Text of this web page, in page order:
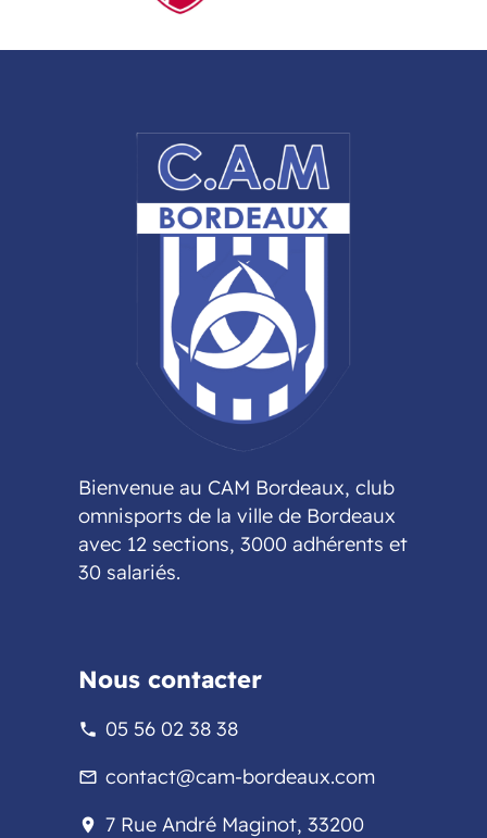
Bienvenue au CAM Bordeaux, club
omnisports de la ville de Bordeaux
avec 12 sections, 3000 adhérents et
30 salariés.
Nous contacter
phone 05 56 02 38 38
mail_outline contact@cam-bordeaux.com
location_on 7 Rue André Maginot, 33200